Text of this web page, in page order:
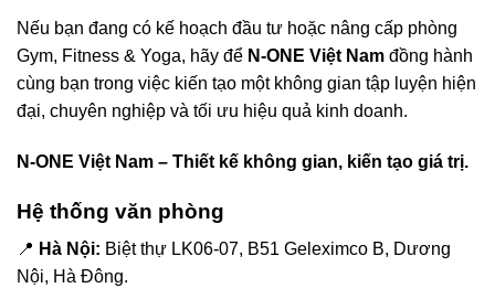
Nếu bạn đang có kế hoạch đầu tư hoặc nâng cấp phòng
Gym, Fitness & Yoga, hãy để N-ONE Việt Nam đồng hành
cùng bạn trong việc kiến tạo một không gian tập luyện hiện
đại, chuyên nghiệp và tối ưu hiệu quả kinh doanh.
N-ONE Việt Nam – Thiết kế không gian, kiến tạo giá trị.
Hệ thống văn phòng
📍 Hà Nội: Biệt thự LK06-07, B51 Geleximco B, Dương
Nội, Hà Đông.